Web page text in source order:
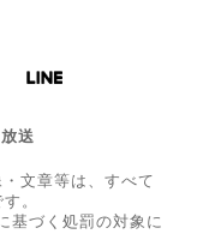
送
文章等は、すべて
。
基づく処罰の対象に